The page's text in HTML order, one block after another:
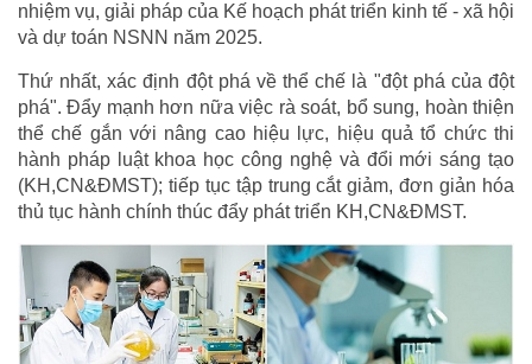
nhiệm vụ, giải pháp của Kế hoạch phát triển kinh tế - xã hội
và dự toán NSNN năm 2025.
Thứ nhất, xác định đột phá về thể chế là "đột phá của đột
phá". Đẩy mạnh hơn nữa việc rà soát, bổ sung, hoàn thiện
thể chế gắn với nâng cao hiệu lực, hiệu quả tổ chức thi
hành pháp luật khoa học công nghệ và đổi mới sáng tạo
(KH,CN&ĐMST); tiếp tục tập trung cắt giảm, đơn giản hóa
thủ tục hành chính thúc đẩy phát triển KH,CN&ĐMST.